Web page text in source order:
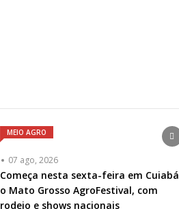
MEIO AGRO
07 ago, 2026
Começa nesta sexta-feira em Cuiabá
o Mato Grosso AgroFestival, com
rodeio e shows nacionais